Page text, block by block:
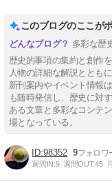
このブログのここが
多彩な歴
歴史的事項の集約と創作
人物の詳細な解説ととも
新刊案内やイベント情報
も随時発信し、歴史に対
ある文章と多彩なコンテ
場となっている。
98352 9
週間IN:9 週間OUT:45